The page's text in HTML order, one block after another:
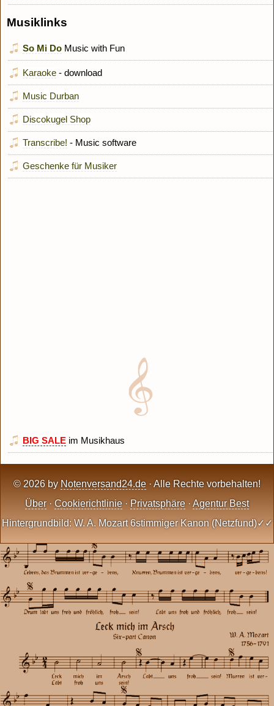
Musiklinks
So Mi Do Music with Fun
Karaoke - download
Music Durban
Discokugel Shop
Transcribe! - Music software
Geschenke für Musiker
BIG SALE im Musikhaus
© 2026 by Notenversand24.de · Alle Rechte vorbehalten!
Über · Cookierichtlinie · Privatsphäre · Agentur Best
Hintergrundbild: W. A. Mozart 6stimmiger Kanon (Netzfund)✓✓